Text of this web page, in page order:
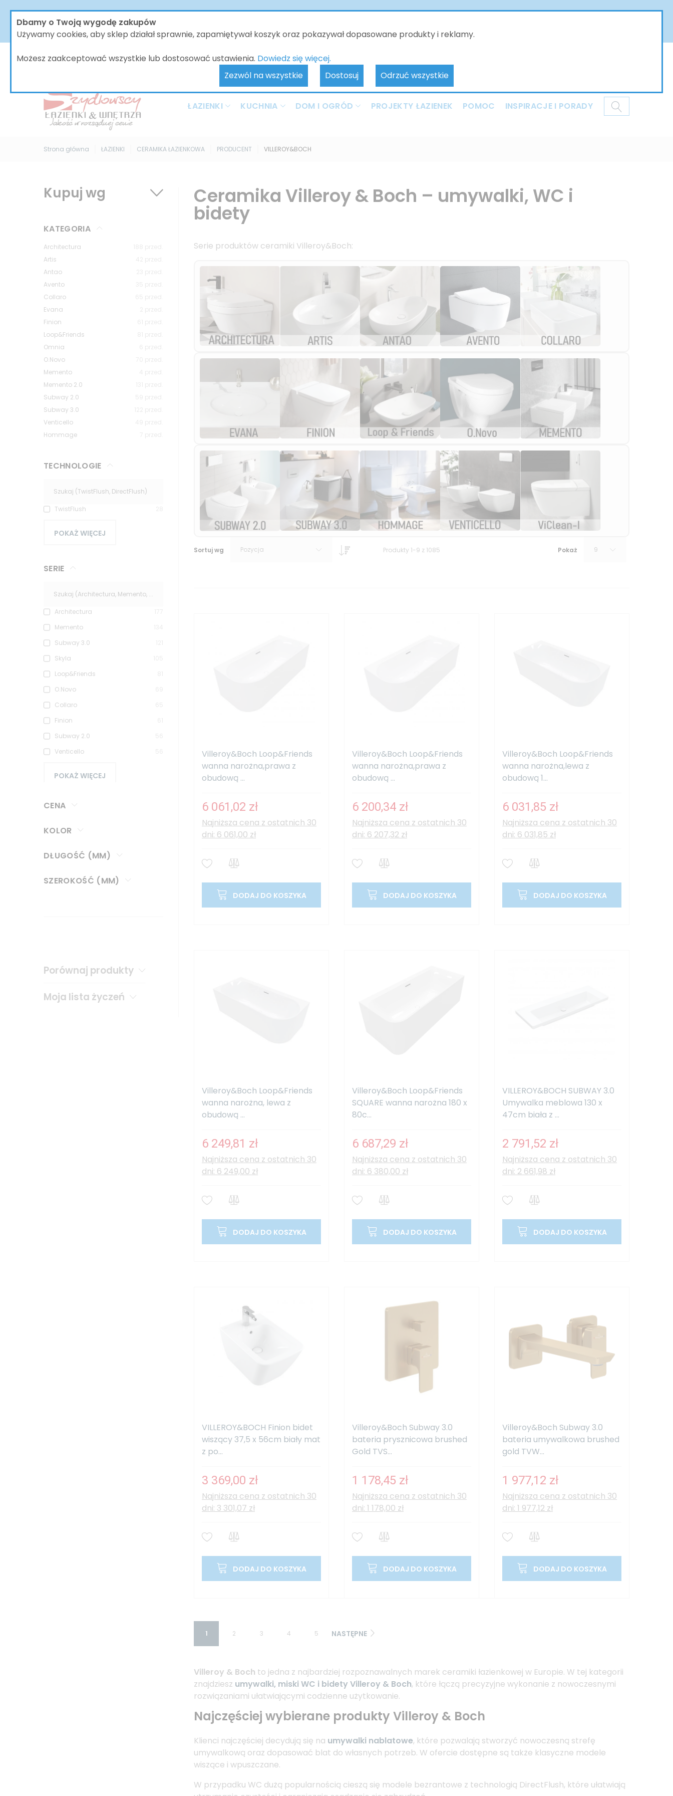
Dbamy o Twoją wygodę zakupów
Używamy cookies, aby sklep działał sprawnie, zapamiętywał koszyk oraz pokazywał dopasowane produkty i reklamy.
Możesz zaakceptować wszystkie lub dostosować ustawienia. Dowiedz się więcej.
Zezwól na wszystkie
Dostosuj Odrzuć wszystkie
W dniach od 30.07 do dnia 08.08.2026 nasze biuro będzie nieczynne - kontakt tylko poprzez e-mail. Zamówienia złożone w naszym sklepie online będą przyjmowane
bez zmian, jednak wszystkie wysyłki będą realizowane od 10.06.2026. Przepraszamy za wszelkie niedogodności i dziękujemy za Państwa wyrozumiałość .
ŁAZIENKI KUCHNIA DOM I OGRÓD PROJEKTY ŁAZIENEK POMOC INSPIRACJE I PORADY
Strona główna ŁAZIENKI CERAMIKA ŁAZIENKOWA PRODUCENT VILLEROY&BOCH
Ceramika Villeroy & Boch – umywalki, WC i
bidety
Serie produktów ceramiki Villeroy&Boch:
Sortuj wg Pozycja Produkty 1-9 z 1085 Pokaż 9
Villeroy&Boch Loop&Friends
wanna narożna,prawa z
obudową ...
6 061,02 zł
Najniższa cena z ostatnich 30
dni: 6 061,00 zł
DODAJ DO KOSZYKA
Villeroy&Boch Loop&Friends
wanna narożna,prawa z
obudową ...
6 200,34 zł
Najniższa cena z ostatnich 30
dni: 6 207,32 zł
DODAJ DO KOSZYKA
Villeroy&Boch Loop&Friends
wanna narożna,lewa z
obudową 1...
6 031,85 zł
Najniższa cena z ostatnich 30
dni: 6 031,85 zł
DODAJ DO KOSZYKA
Villeroy&Boch Loop&Friends
wanna narożna, lewa z
obudową ...
6 249,81 zł
Najniższa cena z ostatnich 30
dni: 6 249,00 zł
DODAJ DO KOSZYKA
Villeroy&Boch Loop&Friends
SQUARE wanna narożna 180 x
80c...
6 687,29 zł
Najniższa cena z ostatnich 30
dni: 6 380,00 zł
DODAJ DO KOSZYKA
VILLEROY&BOCH SUBWAY 3.0
Umywalka meblowa 130 x
47cm biała z ...
2 791,52 zł
Najniższa cena z ostatnich 30
dni: 2 661,98 zł
DODAJ DO KOSZYKA
VILLEROY&BOCH Finion bidet
wiszący 37,5 x 56cm biały mat
z po...
3 369,00 zł
Najniższa cena z ostatnich 30
dni: 3 301,07 zł
DODAJ DO KOSZYKA
Villeroy&Boch Subway 3.0
bateria prysznicowa brushed
Gold TVS...
1 178,45 zł
Najniższa cena z ostatnich 30
dni: 1 178,00 zł
DODAJ DO KOSZYKA
Villeroy&Boch Subway 3.0
bateria umywalkowa brushed
gold TVW...
1 977,12 zł
Najniższa cena z ostatnich 30
dni: 1 977,12 zł
DODAJ DO KOSZYKA
1 2 3 4 5 NASTĘPNE
Villeroy & Boch to jedna z najbardziej rozpoznawalnych marek ceramiki łazienkowej w Europie. W tej kategorii
znajdziesz umywalki, miski WC i bidety Villeroy & Boch, które łączą precyzyjne wykonanie z nowoczesnymi
rozwiązaniami ułatwiającymi codzienne użytkowanie.
Najczęściej wybierane produkty Villeroy & Boch
Klienci najczęściej decydują się na umywalki nablatowe, które pozwalają stworzyć nowoczesną strefę
umywalkową oraz dopasować blat do własnych potrzeb. W ofercie dostępne są także klasyczne modele
wiszące i wpuszczane.
W przypadku WC dużą popularnością cieszą się modele bezrantowe z technologią DirectFlush, które ułatwiają
Kupuj wg
KATEGORIA
Architectura
Artis
Antao
Avento
Collaro
Evana
Finion
Loop&Friends
Omnia
O.Novo
Memento
Memento 2.0
Subway 2.0
Subway 3.0
Venticello
Hommage
TECHNOLOGIE
TwistFlush
POKAŻ WIĘCEJ
SERIE
Architectura
Memento
Subway 3.0
Skyla
Loop&Friends
O.Novo
Collaro
Finion
Subway 2.0
Venticello
POKAŻ WIĘCEJ
CENA
KOLOR
DŁUGOŚĆ (MM)
SZEROKOŚĆ (MM)
Porównaj produkty
Moja lista życzeń